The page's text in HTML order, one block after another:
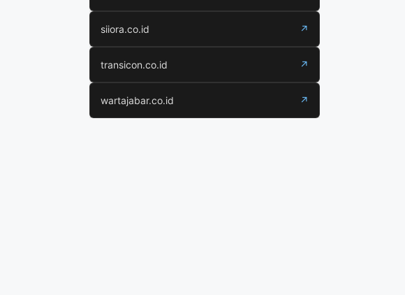
siiora.co.id ↗
transicon.co.id ↗
wartajabar.co.id ↗